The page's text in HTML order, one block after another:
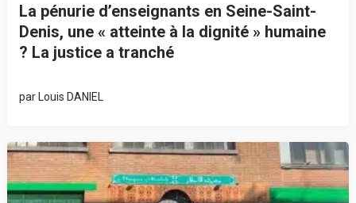
La pénurie d’enseignants en Seine-Saint-
Denis, une « atteinte à la dignité » humaine
? La justice a tranché
parLouis DANIEL